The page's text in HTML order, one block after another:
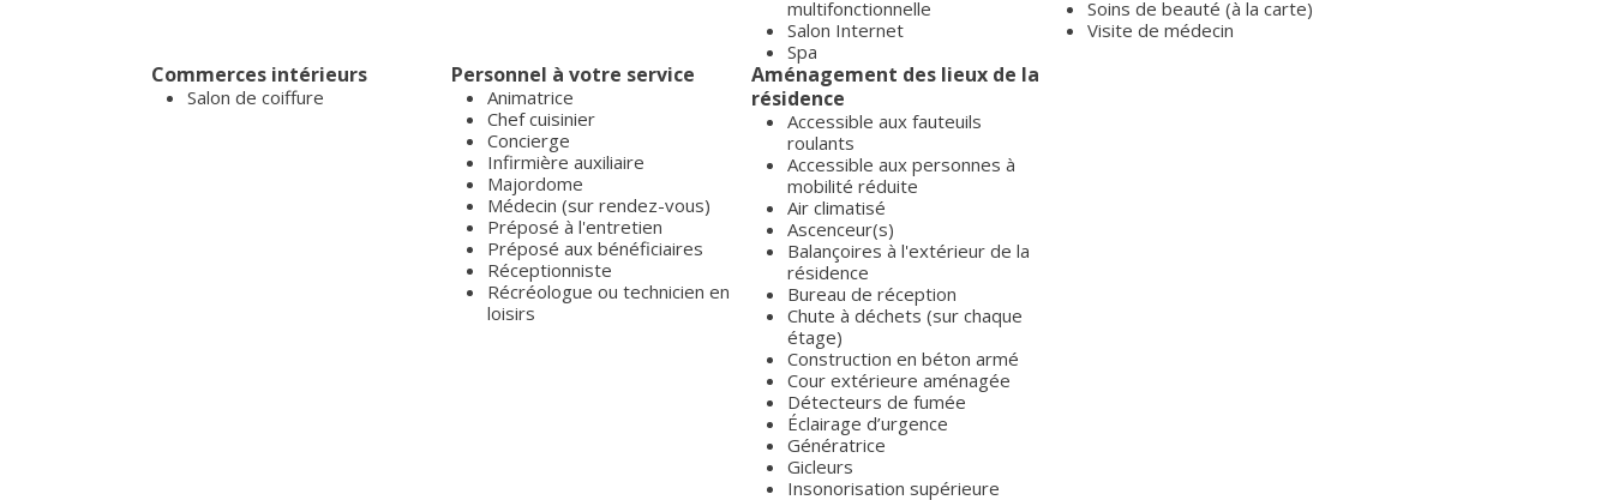
multifonctionnelle
Salon Internet
Spa
Soins de beauté (à la carte)
Visite de médecin
Commerces intérieurs
Salon de coiffure
Personnel à votre service
Animatrice
Chef cuisinier
Concierge
Infirmière auxiliaire
Majordome
Médecin (sur rendez-vous)
Préposé à l'entretien
Préposé aux bénéficiaires
Réceptionniste
Récréologue ou technicien en
loisirs
Aménagement des lieux de la
résidence
Accessible aux fauteuils
roulants
Accessible aux personnes à
mobilité réduite
Air climatisé
Ascenceur(s)
Balançoires à l'extérieur de la
résidence
Bureau de réception
Chute à déchets (sur chaque
étage)
Construction en béton armé
Cour extérieure aménagée
Détecteurs de fumée
Éclairage d’urgence
Génératrice
Gicleurs
Insonorisation supérieure